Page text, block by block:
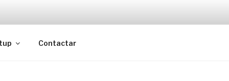
Contactar